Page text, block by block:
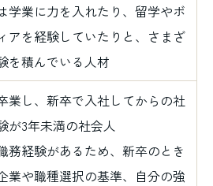
学業に力を入れたり、留学やボ
アを経験していたりと、さまざ
を積んでいる人材
業し、新卒で入社してからの社
が3年未満の社会人
務経験があるため、新卒のとき
業や職種選択の基準、自分の強